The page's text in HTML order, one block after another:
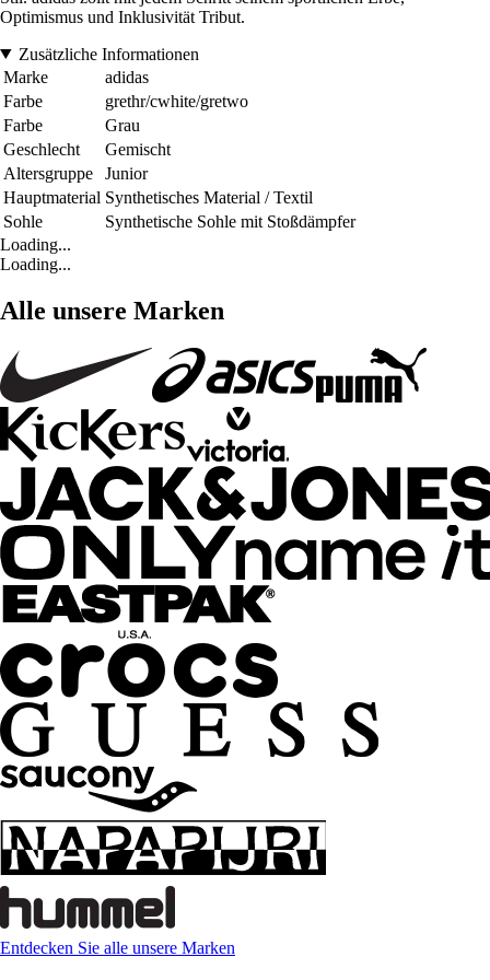
Optimismus und Inklusivität Tribut.
Zusätzliche Informationen
Marke
adidas
Farbe
grethr/cwhite/gretwo
Farbe
Grau
Geschlecht
Gemischt
Altersgruppe
Junior
Hauptmaterial Synthetisches Material / Textil
Sohle
Synthetische Sohle mit Stoßdämpfer
Loading...
Loading...
Alle unsere Marken
Entdecken Sie alle unsere Marken